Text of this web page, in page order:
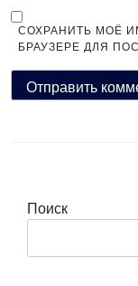
СОХРАНИТЬ МОЁ
БРАУЗЕРЕ ДЛЯ
Поиск